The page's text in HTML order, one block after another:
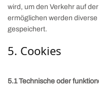
wird, um den Verkehr auf
ermöglichen werden
gespeichert.
5. Cookies
5.1 Technische oder